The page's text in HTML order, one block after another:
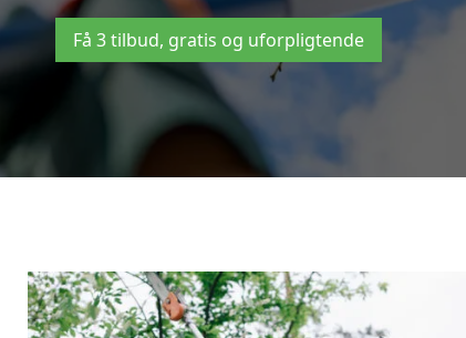
Få 3 tilbud, gratis og uforpligtende